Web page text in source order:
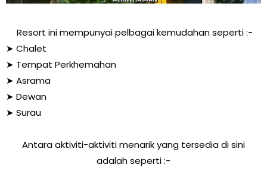
Resort ini mempunyai pelbagai kemudahan seperti :-
➤ Chalet
➤ Tempat Perkhemahan
➤ Asrama
➤ Dewan
➤ Surau
Antara aktiviti-aktiviti menarik yang tersedia di sini
adalah seperti :-